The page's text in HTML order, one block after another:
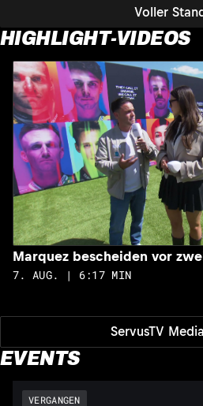
Voller
HIGHLIGHT-VIDEOS
ServusTV
Marquez bescheiden vor
7. AUG. | 6:17 MIN
EVENTS
VERGANGEN